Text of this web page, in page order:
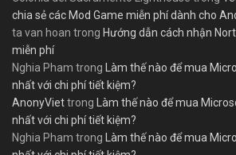
chia sẻ các Mod Game miễn phí dành cho
ta van hoan trong Hướng dẫn cách nhận
miễn phí
Nghia Pham trong Làm thế nào để mua
nhất với chi phí tiết kiệm?
AnonyViettrong Làm thế nào để mua
nhất với chi phí tiết kiệm?
Nghia Pham trong Làm thế nào để mua